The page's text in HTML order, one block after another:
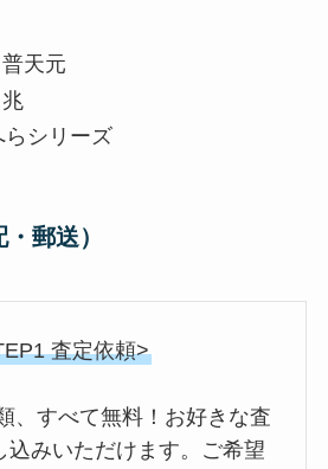
天元
らシリーズ
郵送）
査定依頼>
、すべて無料！お好きな査
込みいただけます。ご希望